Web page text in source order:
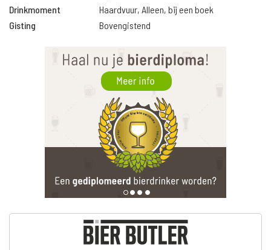
Drinkmoment
Haardvuur, Alleen, bij een boek
Gisting
Bovengistend